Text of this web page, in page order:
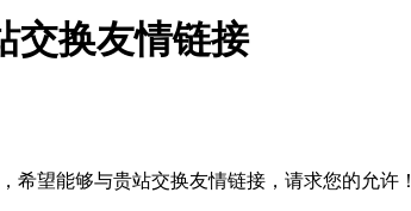
交换友情链接
希望能够与贵站交换友情链接，请求您的允许！